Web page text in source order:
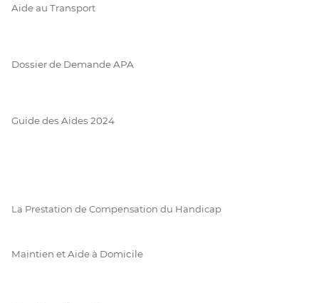
Aide au Transport
Dossier de Demande APA
Guide des Aides 2024
La Prestation de Compensation du Handicap
Maintien et Aide à Domicile